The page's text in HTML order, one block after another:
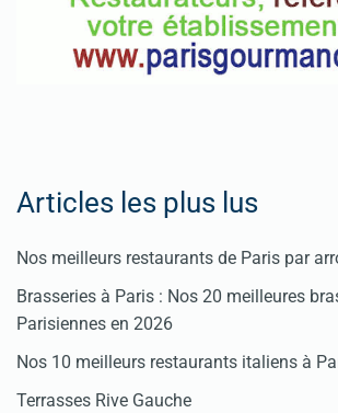
Articles les plus lus
Nos meilleurs restaurants de Paris par
Brasseries à Paris : Nos 20 meilleures
Parisiennes en 2026
Nos 10 meilleurs restaurants italiens à
Terrasses Rive Gauche